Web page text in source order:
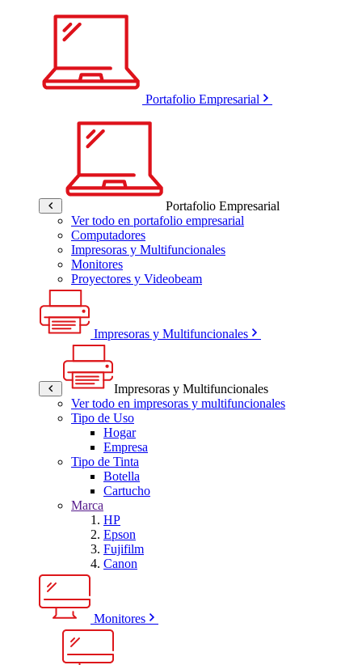
Portafolio Empresarial
Portafolio Empresarial
Ver todo en portafolio empresarial
Computadores
Impresoras y Multifuncionales
Monitores
Proyectores y Videobeam
Impresoras y Multifuncionales
Impresoras y Multifuncionales
Ver todo en impresoras y multifuncionales
Tipo de Uso
Hogar
Empresa
Tipo de Tinta
Botella
Cartucho
Marca
HP
Epson
Fujifilm
Canon
Monitores